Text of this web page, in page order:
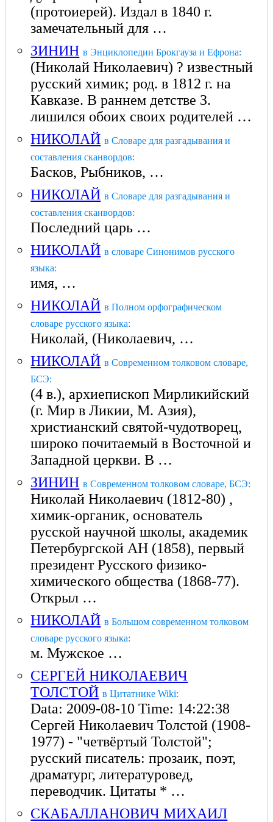
(протоиерей). Издал в 1840 г.
замечательный для …
ЗИНИН в Энциклопедии Брокгауза и Ефрона:
(Николай Николаевич) ? известный
русский химик; род. в 1812 г. на
Кавказе. В раннем детстве З.
лишился обоих своих родителей …
НИКОЛАЙ в Словаре для разгадывания и
составления сканвордов:
Басков, Рыбников, …
НИКОЛАЙ в Словаре для разгадывания и
составления сканвордов:
Последний царь …
НИКОЛАЙ в словаре Синонимов русского
языка:
имя, …
НИКОЛАЙ в Полном орфографическом
словаре русского языка:
Николай, (Николаевич, …
НИКОЛАЙ в Современном толковом словаре,
БСЭ:
(4 в.), архиепископ Мирликийский
(г. Мир в Ликии, М. Азия),
христианский святой-чудотворец,
широко почитаемый в Восточной и
Западной церкви. В …
ЗИНИН в Современном толковом словаре, БСЭ:
Николай Николаевич (1812-80) ,
химик-органик, основатель
русской научной школы, академик
Петербургской АН (1858), первый
президент Русского физико-
химического общества (1868-77).
Открыл …
НИКОЛАЙ в Большом современном толковом
словаре русского языка:
м. Мужское …
СЕРГЕЙ НИКОЛАЕВИЧ
ТОЛСТОЙ в Цитатнике Wiki:
Data: 2009-08-10 Time: 14:22:38
Сергей Николаевич Толстой (1908-
1977) - "четвёртый Толстой";
русский писатель: прозаик, поэт,
драматург, литературовед,
переводчик. Цитаты * …
СКАБАЛЛАНОВИЧ МИХАИЛ